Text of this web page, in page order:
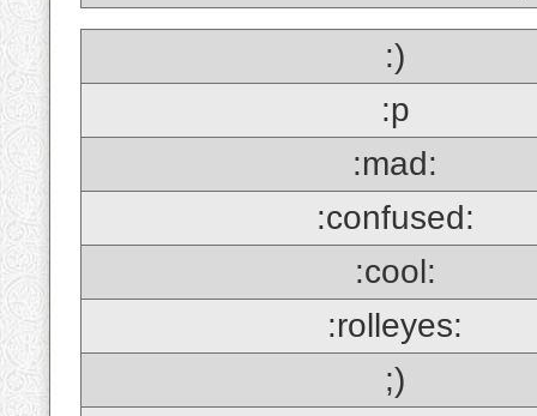
:)
:p
:mad:
:confused:
:cool:
:rolleyes:
;)